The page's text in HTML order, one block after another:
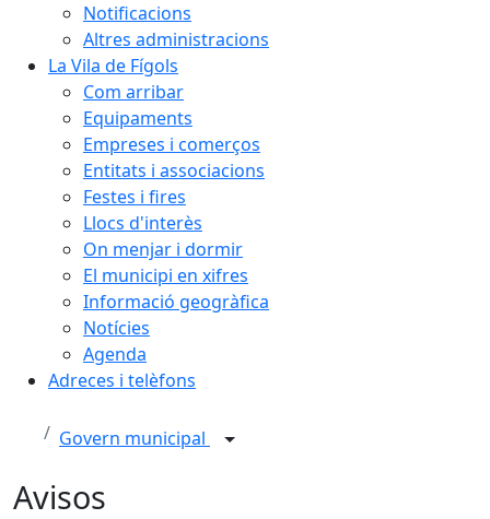
Notificacions
Altres administracions
La Vila de Fígols
Com arribar
Equipaments
Empreses i comerços
Entitats i associacions
Festes i fires
Llocs d'interès
On menjar i dormir
El municipi en xifres
Informació geogràfica
Notícies
Agenda
Adreces i telèfons
Govern municipal
Avisos